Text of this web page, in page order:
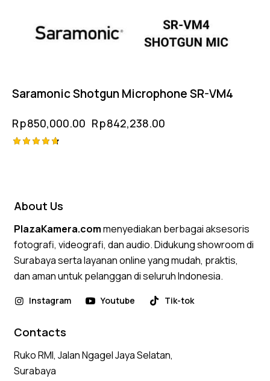
Saramonic Shotgun Microphone SR-VM4
Rp850,000.00 Rp842,238.00
About Us
PlazaKamera.commenyediakan berbagai aksesoris
fotografi, videografi, dan audio. Didukung showroom di
Surabaya serta layanan online yang mudah, praktis,
dan aman untuk pelanggan di seluruh Indonesia.
Instagram Youtube Tik-tok
Contacts
Ruko RMI, Jalan Ngagel Jaya Selatan,
Surabaya